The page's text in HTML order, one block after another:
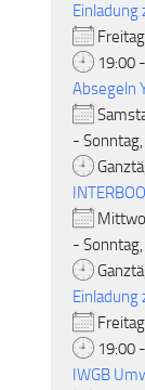
Einladung
19:00
Absegeln
-
-
Einladung
19:00
IWGB